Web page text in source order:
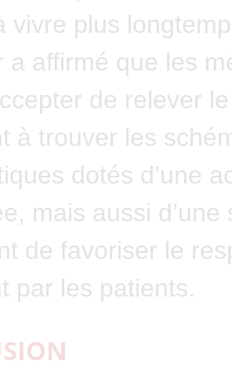
vivre plus
a affirmé que les
de relever
à trouver les
dotés d’une
mais aussi d’une
de favoriser le
par les patients.